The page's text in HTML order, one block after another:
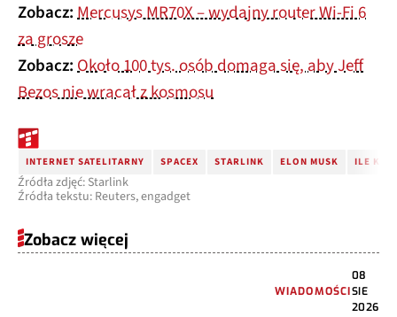
Zobacz: Mercusys MR70X – wydajny router Wi-Fi 6
za grosze
Zobacz: Około 100 tys. osób domaga się, aby Jeff
Bezos nie wracał z kosmosu
INTERNET SATELITARNY SPACEX STARLINK ELON MUSK ILE
Źródła zdjęć: Starlink
Źródła tekstu: Reuters, engadget
Zobacz więcej
WIADOMOŚCI
08
SIE
2026